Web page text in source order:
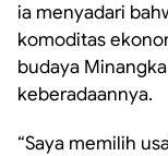
ia menyadari
komoditas
budaya
keberadaannya.
“Saya memilih